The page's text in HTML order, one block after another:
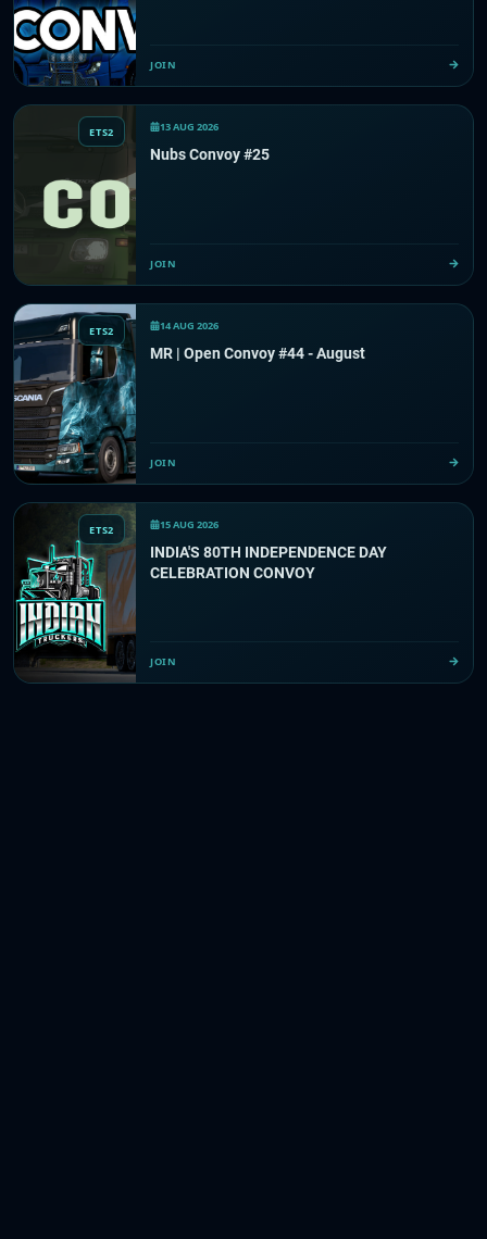
JOIN
ETS2 13 AUG 2026
Nubs Convoy #25
JOIN
ETS2 14 AUG 2026
MR | Open Convoy #44 - August
JOIN
ETS2 15 AUG 2026
INDIA'S 80TH INDEPENDENCE DAY
CELEBRATION CONVOY
JOIN